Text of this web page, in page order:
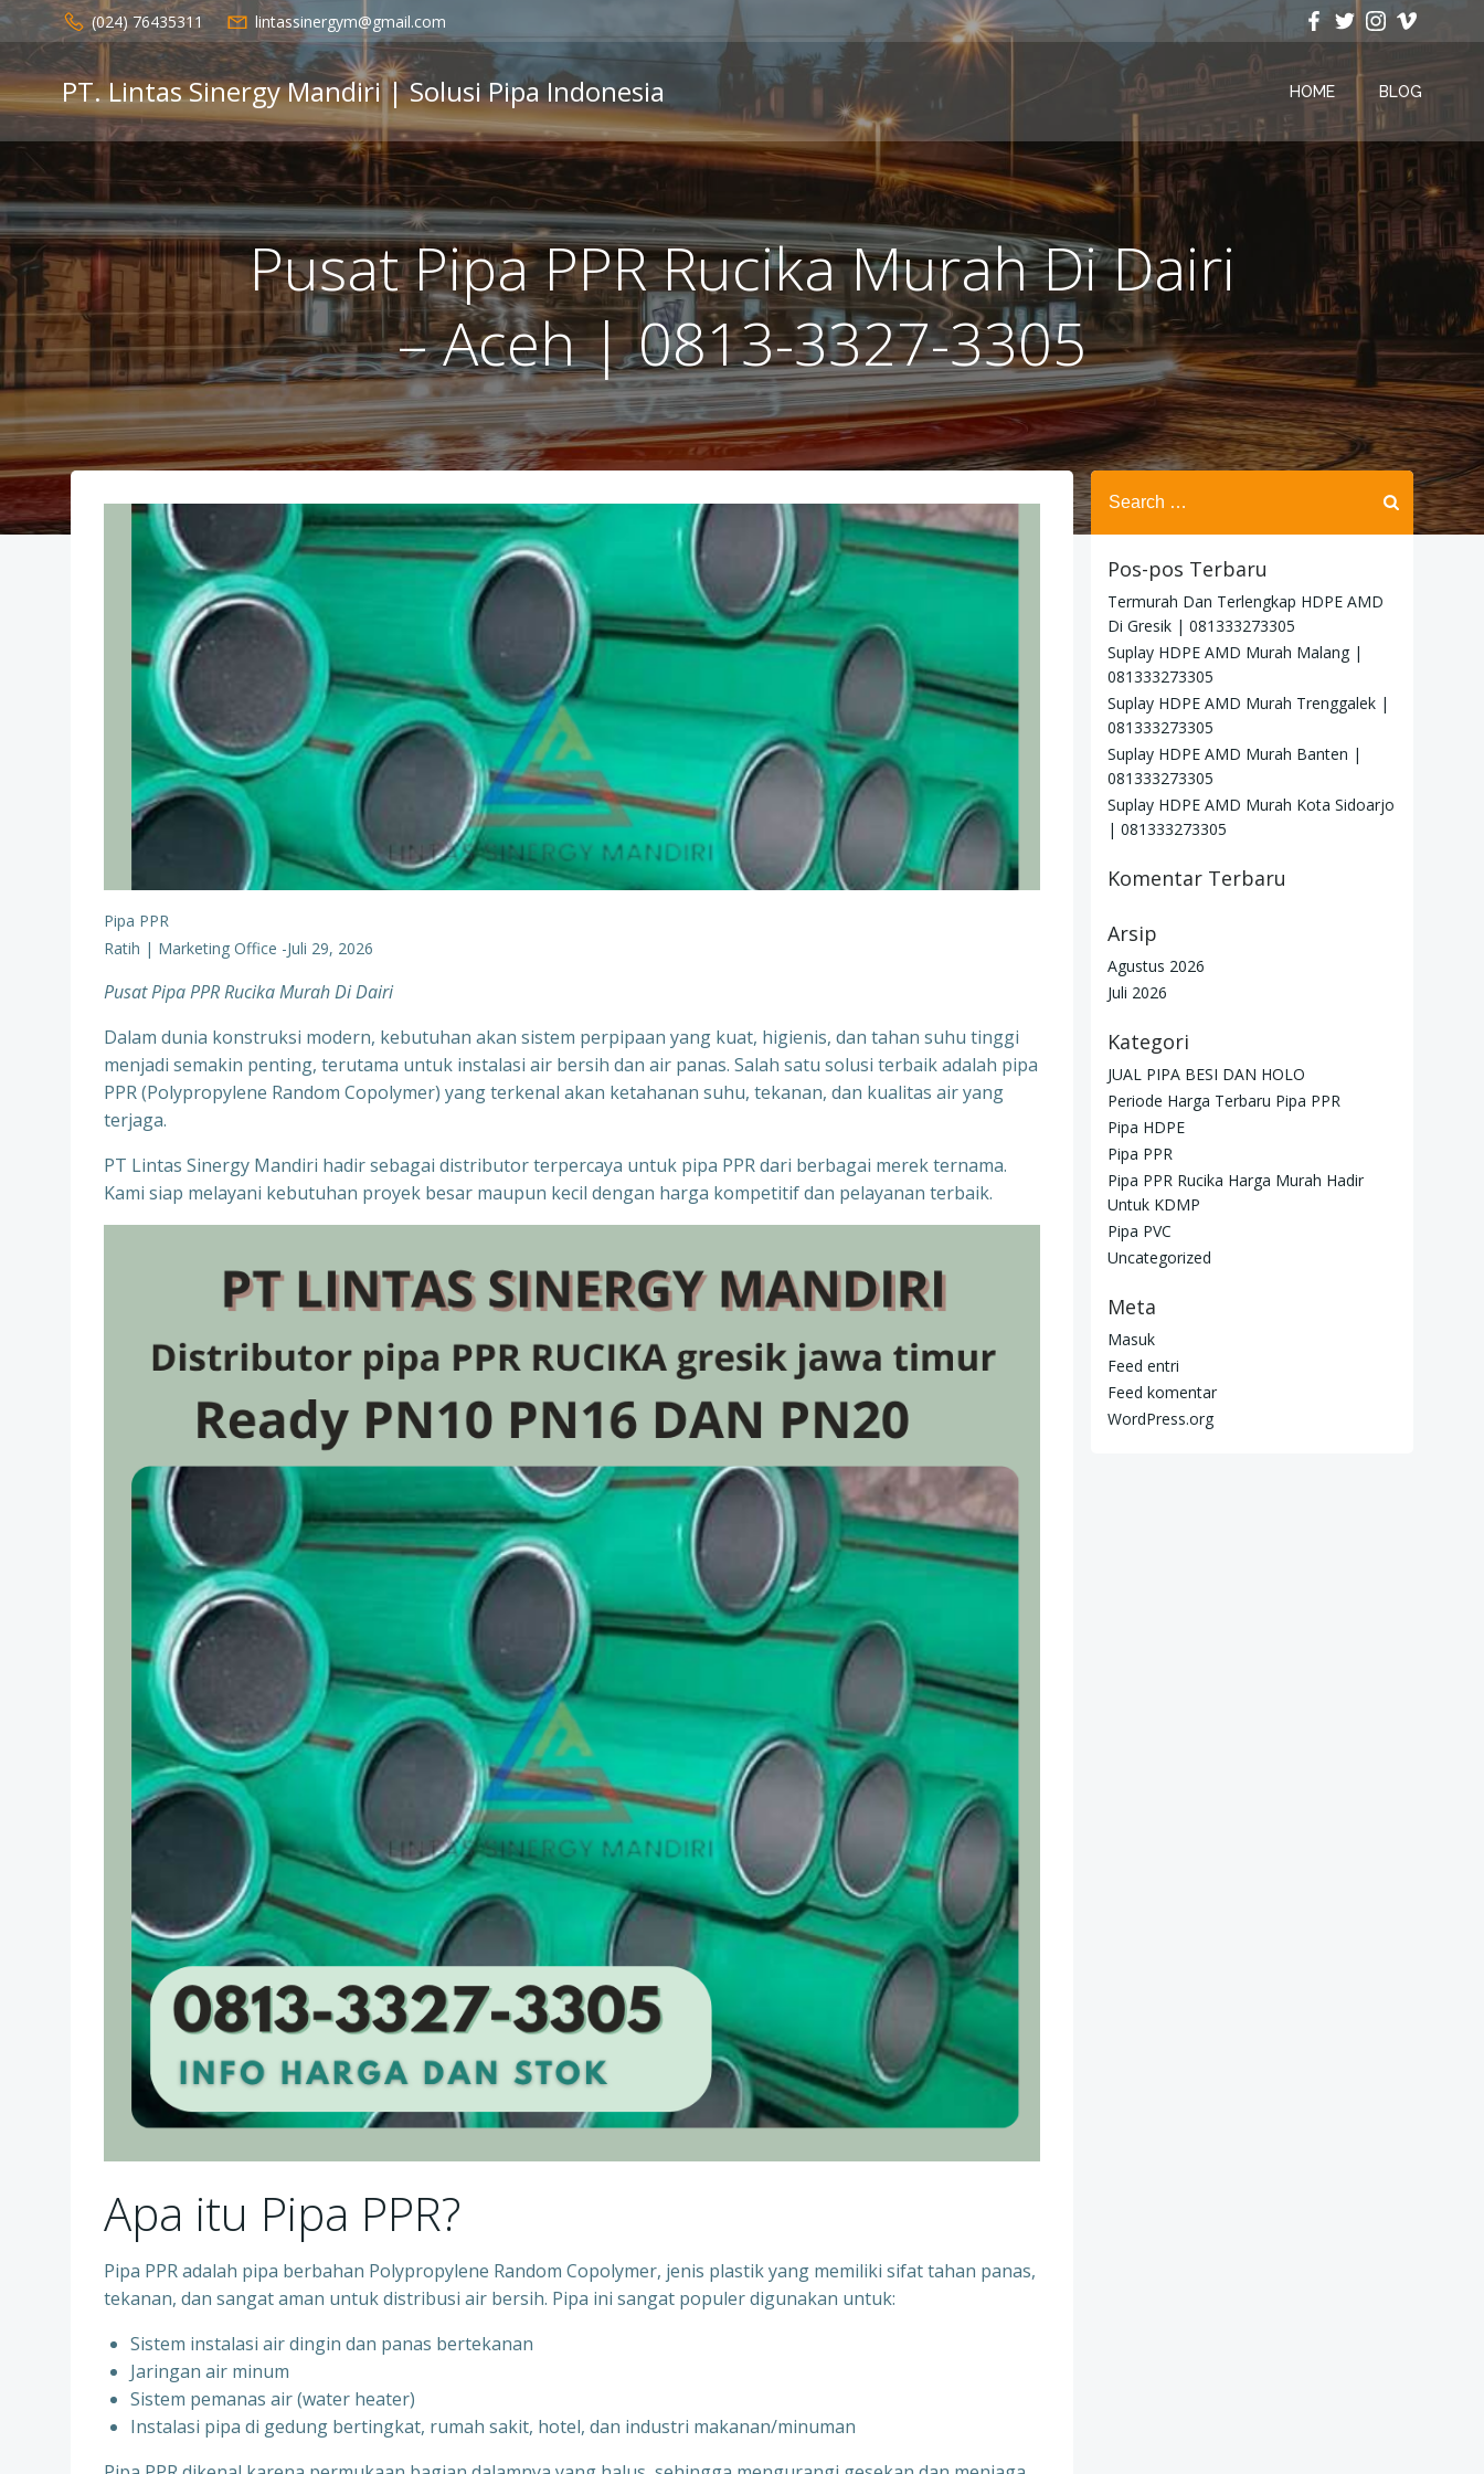
Skip
to
content
(024) 76435311 lintassinergym@gmail.com
PT. Lintas Sinergy Mandiri | Solusi Pipa Indonesia HOME BLOG
Pusat Pipa PPR Rucika Murah Di Dairi
– Aceh | 0813-3327-3305
Pipa PPR
Ratih | Marketing Office -Juli 29, 2026
Pusat Pipa PPR Rucika Murah Di Dairi
Dalam dunia konstruksi modern, kebutuhan akan sistem perpipaan yang kuat, higienis, dan tahan suhu tinggi
menjadi semakin penting, terutama untuk instalasi air bersih dan air panas. Salah satu solusi terbaik adalah pipa
PPR (Polypropylene Random Copolymer) yang terkenal akan ketahanan suhu, tekanan, dan kualitas air yang
terjaga.
PT Lintas Sinergy Mandiri hadir sebagai distributor terpercaya untuk pipa PPR dari berbagai merek ternama.
Kami siap melayani kebutuhan proyek besar maupun kecil dengan harga kompetitif dan pelayanan terbaik.
Apa itu Pipa PPR?
Pipa PPR adalah pipa berbahan Polypropylene Random Copolymer, jenis plastik yang memiliki sifat tahan panas,
tekanan, dan sangat aman untuk distribusi air bersih. Pipa ini sangat populer digunakan untuk:
Sistem instalasi air dingin dan panas bertekanan
⁠Jaringan air minum
⁠Sistem pemanas air (water heater)
⁠Instalasi pipa di gedung bertingkat, rumah sakit, hotel, dan industri makanan/minuman
Search
for:
Pos-pos Terbaru
Termurah Dan Terlengkap HDPE AMD
Di Gresik | 081333273305
Suplay HDPE AMD Murah Malang |
081333273305
Suplay HDPE AMD Murah Trenggalek |
081333273305
Suplay HDPE AMD Murah Banten |
081333273305
Suplay HDPE AMD Murah Kota Sidoarjo
| 081333273305
Komentar Terbaru
Arsip
Agustus 2026
Juli 2026
Kategori
JUAL PIPA BESI DAN HOLO
Periode Harga Terbaru Pipa PPR
Pipa HDPE
Pipa PPR
Pipa PPR Rucika Harga Murah Hadir
Untuk KDMP
Pipa PVC
Uncategorized
Meta
Masuk
Feed entri
Feed komentar
WordPress.org